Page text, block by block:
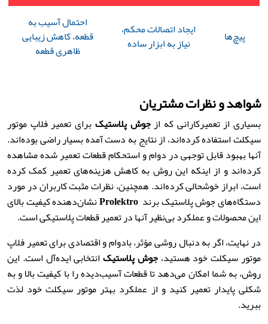
پیچ‌ها ایجاد اتصالات محکم،
نیاز به ابزار ساده
احتمال آسیب به
قطعه، کاهش زیبایی
ظاهری قطعه
شواهد و نظرات مشتریان
بسیاری از تعمیرکارانی که ازجوش پلاستیکبرای تعمیر فلاپ موتور
سیکلت استفاده کرده‌اند، از نتایج به دست آمده بسیار راضی بوده‌اند.
آنها بهبود قابل توجهی در دوام و استحکام قطعات تعمیر شده مشاهده
کرده‌اند و از اینکه این روش به کاهش هزینه‌های تعمیر کمک کرده
است، ابراز خوشحالی کرده‌اند. همچنین، نظرات مثبت کاربران در مورد
دستگاه‌های جوش پلاستیک برندProlektroنشان‌دهنده کیفیت بالای
این محصولات و عملکرد بی‌نظیر آنها در تعمیر قطعات پلاستیکی است.
در نهایت، اگر به دنبال روشی مؤثر، بادوام و اقتصادی برای تعمیر فلاپ
موتور سیکلت خود هستید،جوش پلاستیکانتخابی ایده‌آل است. این
روش، به شما امکان می‌دهد تا قطعات آسیب‌دیده را با کیفیت بالا و به
شکلی پایدار تعمیر کنید و از عملکرد بهتر موتور سیکلت خود لذت
ببرید.